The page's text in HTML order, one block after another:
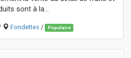
sont à la...
Fondettes / Populaire